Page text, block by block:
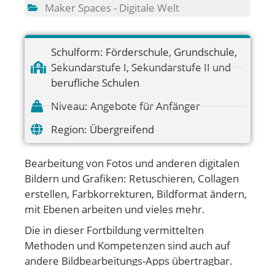
Maker Spaces - Digitale Welt
Schulform: Förderschule, Grundschule,
Sekundarstufe I, Sekundarstufe II und
berufliche Schulen
Niveau: Angebote für Anfänger
Region: Übergreifend
Bearbeitung von Fotos und anderen digitalen
Bildern und Grafiken: Retuschieren, Collagen
erstellen, Farbkorrekturen, Bildformat ändern,
mit Ebenen arbeiten und vieles mehr.
Die in dieser Fortbildung vermittelten
Methoden und Kompetenzen sind auch auf
andere Bildbearbeitungs-Apps übertragbar.